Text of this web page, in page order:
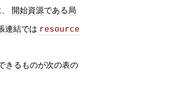
開始資源である 局
連結では resource
きるものが次の表の